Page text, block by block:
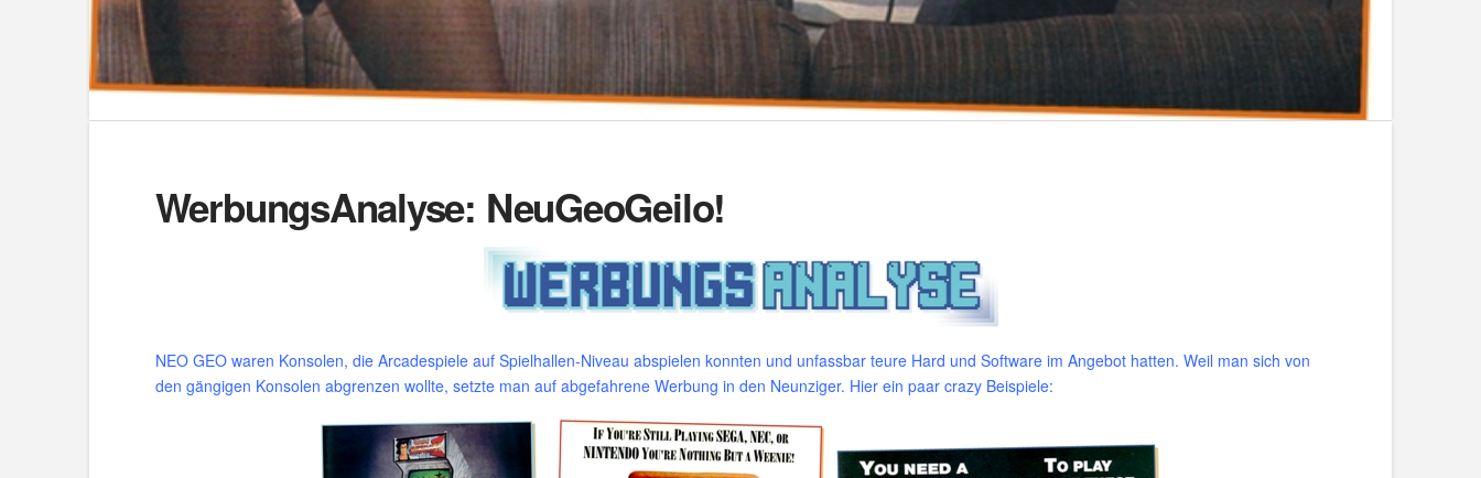
WerbungsAnalyse: NeuGeoGeilo!
NEO GEO waren Konsolen, die Arcadespiele auf Spielhallen-Niveau abspielen konnten und unfassbar teure Hard und Software im Angebot hatten. Weil man sich von
den gängigen Konsolen abgrenzen wollte, setzte man auf abgefahrene Werbung in den Neunziger. Hier ein paar crazy Beispiele: